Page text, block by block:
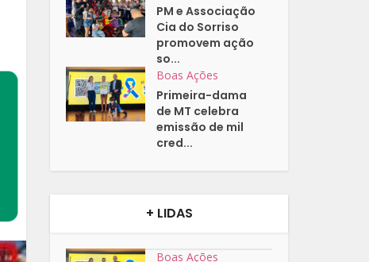
PM e Associação
Cia do Sorriso
promovem ação
so...
Boas Ações
Primeira-dama
de MT celebra
emissão de mil
cred...
+ LIDAS
Boas Ações